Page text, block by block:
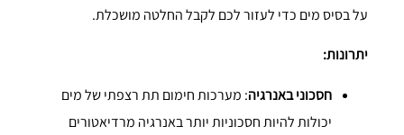
על בסיס מים כדי לעזור לכם לקבל החלטה מושכלת.
יתרונות:
חסכוני באנרגיה: מערכות חימום תת רצפתי של מים
יכולות להיות חסכוניות יותר באנרגיה מרדיאטורים